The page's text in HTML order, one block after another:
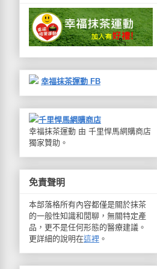
幸福抹茶運動 FB
千里悍馬網購商店
幸福抹茶運動 由 千里悍馬網購商店
獨家贊助。
免責聲明
本部落格所有內容都僅是關於抹茶
的一般性知識和閒聊，無關特定產
品，更不是任何形態的醫療建議。
更詳細的說明在這裡 。